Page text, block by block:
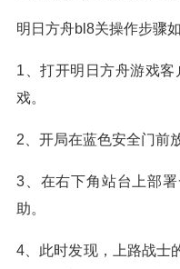
明日方舟bl8关操作步骤如
1、打开明日方舟游戏
戏。
2、开局在蓝色安全门前
3、在右下角站台上部
助。
4、此时发现，上路战士